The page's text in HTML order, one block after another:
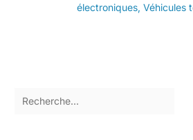
électroniques, Véhicules